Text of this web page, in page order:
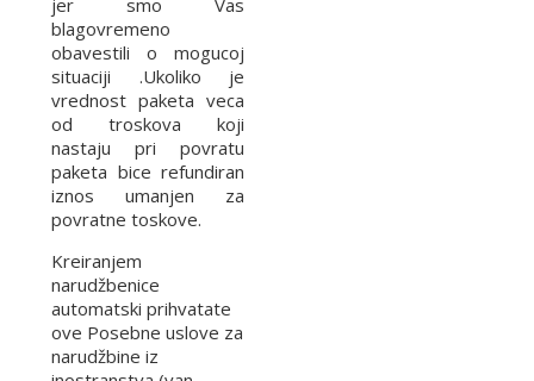
jer smo Vas
blagovremeno
obavestili o mogucoj
situaciji .Ukoliko je
vrednost paketa veca
od troskova koji
nastaju pri povratu
paketa bice refundiran
iznos umanjen za
povratne toskove.
Kreiranjem
narudžbenice
automatski prihvatate
ove Posebne uslove za
narudžbine iz